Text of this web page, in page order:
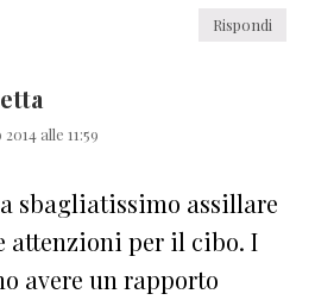
Rispondi
alle 11:59
sbagliatissimo assillare
attenzioni per il cibo. I
avere un rapporto